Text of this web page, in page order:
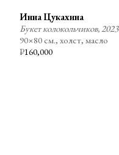
₽160,000
Инна Цукахина
Букет колокольчиков, 2023
90×80 см., холст, масло